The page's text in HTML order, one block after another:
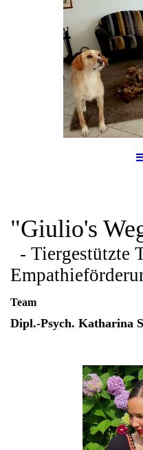
"Giulio's
- Tiergestützte
Team
Dipl.-Psych. Katharina